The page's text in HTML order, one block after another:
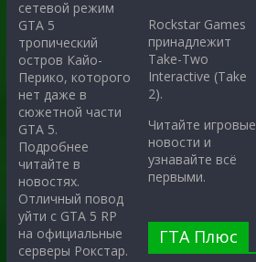
сетевой режим
GTA 5
тропический
остров Кайо-
Перико, которого
нет даже в
сюжетной части
GTA 5.
Подробнее
читайте в
новостях.
Отличный повод
уйти с GTA 5 RP
на официальные
серверы Рокстар.
Rockstar Games
принадлежит
Take-Two
Interactive (Take
2).
Читайте игровые
новости и
узнавайте всё
первыми.
ГТА Плюс